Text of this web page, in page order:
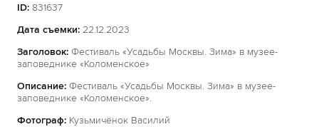
ID: 831637
Дата съемки: 22.12.2023
Заголовок: Фестиваль «Усадьбы Москвы. Зима» в музее-
заповеднике «Коломенское»
Описание: Фестиваль «Усадьбы Москвы. Зима» в музее-
заповеднике «Коломенское».
Фотограф: Кузьмичёнок Василий